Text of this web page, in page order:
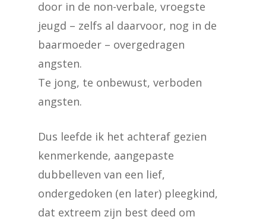
door in de non-verbale, vroegste
jeugd – zelfs al daarvoor, nog in de
baarmoeder – overgedragen
angsten.
Te jong, te onbewust, verboden
angsten.
Dus leefde ik het achteraf gezien
kenmerkende, aangepaste
dubbelleven van een lief,
ondergedoken (en later) pleegkind,
dat extreem zijn best deed om